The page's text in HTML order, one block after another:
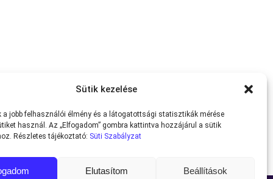
Sütik kezelése
a jobb felhasználói élmény és a látogatottsági statisztikák mérése
használ. Az „Elfogadom” gombra kattintva hozzájárul a sütik
Részletes tájékoztató: Süti Szabályzat
Elutasítom Beállítások